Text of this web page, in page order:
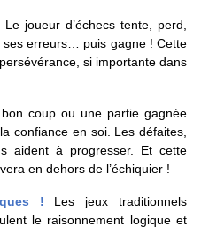
Le joueur d’échecs tente, perd,
erreurs… puis gagne ! Cette
si importante dans
coup ou une partie gagnée
confiance en soi. Les défaites,
aident à progresser. Et cette
en dehors de l’échiquier !
! Les jeux traditionnels
le raisonnement logique et